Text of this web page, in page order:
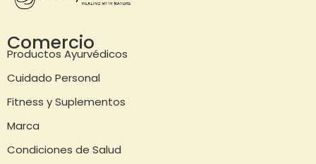
Comercio
Productos Ayurvédicos
Cuidado Personal
Fitness y Suplementos
Marca
Condiciones de Salud